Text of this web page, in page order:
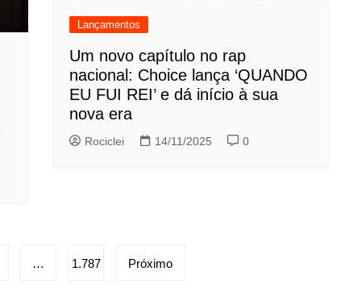
Lançamentos
Um novo capítulo no rap
nacional: Choice lança ‘QUANDO
EU FUI REI’ e dá início à sua
nova era
Rociclei 14/11/2025 0
… 1.787 Próximo